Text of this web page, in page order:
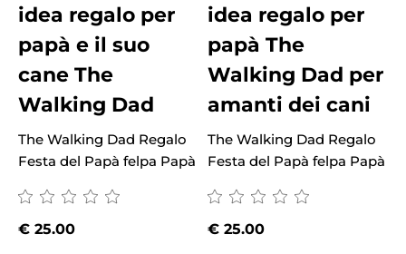
idea regalo per
papà e il suo
cane The
Walking Dad
The Walking Dad Regalo
Festa del Papà felpa Papà
€25.00
idea regalo per
papà The
Walking Dad per
amanti dei cani
The Walking Dad Regalo
Festa del Papà felpa Papà
€ 25.00